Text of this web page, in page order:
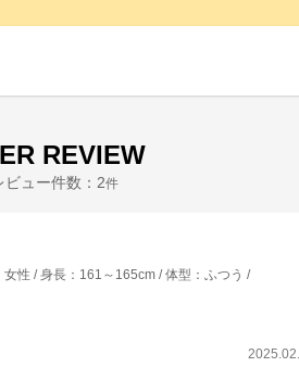
REVIEW
ビュー件数： 2件
女性 身長 ： 161～165cm 体型 ： ふつう